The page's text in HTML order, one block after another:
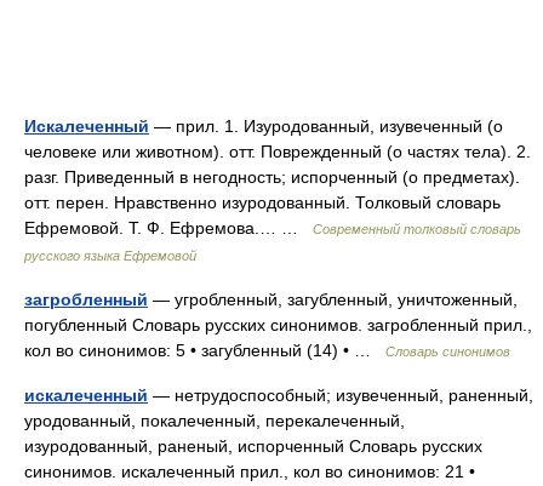
Искалеченный — прил. 1. Изуродованный, изувеченный (о
человеке или животном). отт. Поврежденный (о частях тела). 2.
разг. Приведенный в негодность; испорченный (о предметах).
отт. перен. Нравственно изуродованный. Толковый словарь
Ефремовой. Т. Ф. Ефремова.… …
Современный толковый словарь
русского языка Ефремовой
загробленный — угробленный, загубленный, уничтоженный,
погубленный Словарь русских синонимов. загробленный прил.,
кол во синонимов: 5 • загубленный (14) • …
Словарь синонимов
искалеченный — нетрудоспособный; изувеченный, раненный,
уродованный, покалеченный, перекалеченный,
изуродованный, раненый, испорченный Словарь русских
синонимов. искалеченный прил., кол во синонимов: 21 •